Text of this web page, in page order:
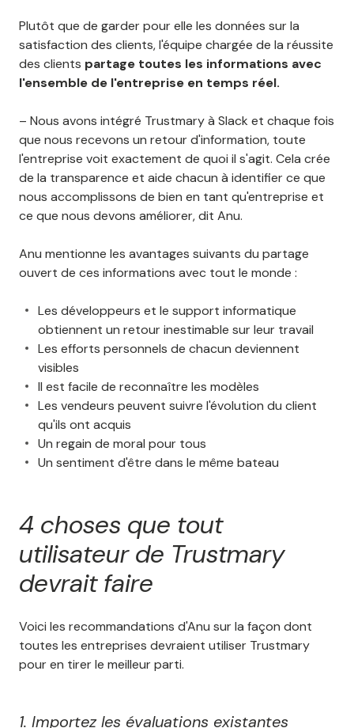
Plutôt que de garder pour elle les données sur la
satisfaction des clients, l'équipe chargée de la réussite
des clients partage toutes les informations avec
l'ensemble de l'entreprise en temps réel.
– Nous avons intégré Trustmary à Slack et chaque fois
que nous recevons un retour d'information, toute
l'entreprise voit exactement de quoi il s'agit. Cela crée
de la transparence et aide chacun à identifier ce que
nous accomplissons de bien en tant qu'entreprise et
ce que nous devons améliorer, dit Anu.
Anu mentionne les avantages suivants du partage
ouvert de ces informations avec tout le monde :
Les développeurs et le support informatique
obtiennent un retour inestimable sur leur travail
Les efforts personnels de chacun deviennent
visibles
Il est facile de reconnaître les modèles
Les vendeurs peuvent suivre l'évolution du client
qu'ils ont acquis
Un regain de moral pour tous
Un sentiment d'être dans le même bateau
4 choses que tout
utilisateur de Trustmary
devrait faire
Voici les recommandations d'Anu sur la façon dont
toutes les entreprises devraient utiliser Trustmary
pour en tirer le meilleur parti.
1. Importez les évaluations existantes